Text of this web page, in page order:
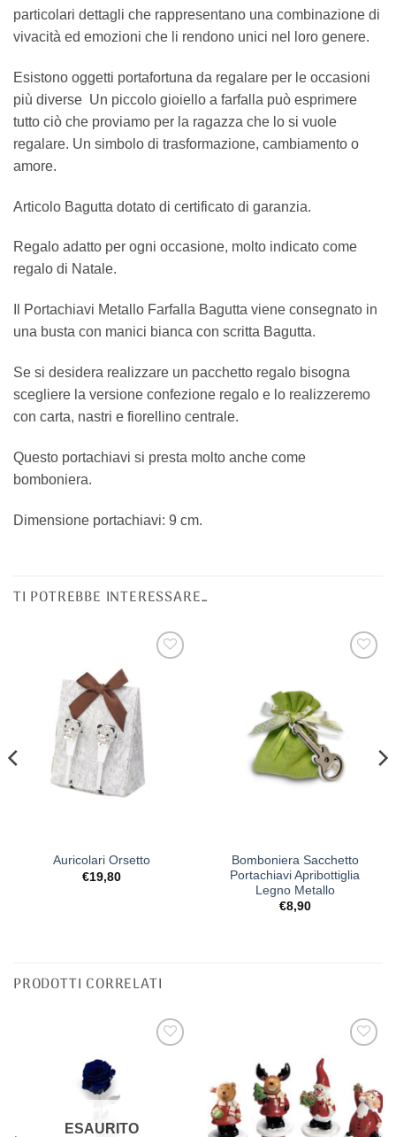
particolari dettagli che rappresentano una combinazione di
vivacità ed emozioni che li rendono unici nel loro genere.
Esistono oggetti portafortuna da regalare per le occasioni
più diverse Un piccolo gioiello a farfalla può esprimere
tutto ciò che proviamo per la ragazza che lo si vuole
regalare. Un simbolo di trasformazione, cambiamento o
amore.
Articolo Bagutta dotato di certificato di garanzia.
Regalo adatto per ogni occasione, molto indicato come
regalo di Natale.
Il Portachiavi Metallo Farfalla Bagutta viene consegnato in
una busta con manici bianca con scritta Bagutta.
Se si desidera realizzare un pacchetto regalo bisogna
scegliere la versione confezione regalo e lo realizzeremo
con carta, nastri e fiorellino centrale.
Questo portachiavi si presta molto anche come
bomboniera.
Dimensione portachiavi: 9 cm.
TI POTREBBE INTERESSARE…
Auricolari Orsetto
€19,80
Bomboniera Sacchetto
Portachiavi Apribottiglia
Legno Metallo
€8,90
PRODOTTI CORRELATI
ESAURITO